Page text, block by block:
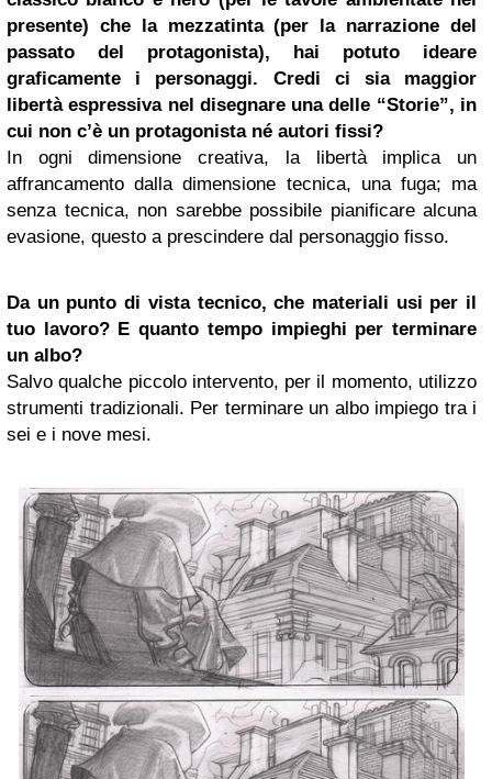
presente) che la mezzatinta (per la narrazione del
passato del protagonista), hai potuto ideare
graficamente i personaggi. Credi ci sia maggior
libertà espressiva nel disegnare una delle “Storie”, in
cui non c’è un protagonista né autori fissi?
In ogni dimensione creativa, la libertà implica un
affrancamento dalla dimensione tecnica, una fuga; ma
senza tecnica, non sarebbe possibile pianificare alcuna
evasione, questo a prescindere dal personaggio fisso.
Da un punto di vista tecnico, che materiali usi per il
tuo lavoro? E quanto tempo impieghi per terminare
un albo?
Salvo qualche piccolo intervento, per il momento, utilizzo
strumenti tradizionali. Per terminare un albo impiego tra i
sei e i nove mesi.